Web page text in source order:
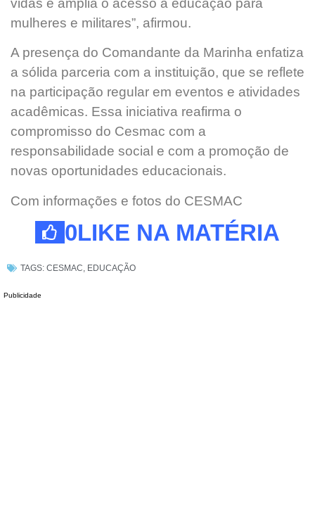
vidas e amplia o acesso à educação para
mulheres e militares”, afirmou.
A presença do Comandante da Marinha enfatiza
a sólida parceria com a instituição, que se reflete
na participação regular em eventos e atividades
acadêmicas. Essa iniciativa reafirma o
compromisso do Cesmac com a
responsabilidade social e com a promoção de
novas oportunidades educacionais.
Com informações e fotos do CESMAC
0LIKE NA MATÉRIA
TAGS: CESMAC, EDUCAÇÃO
Publicidade